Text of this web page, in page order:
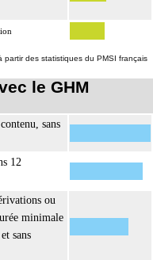
des statistiques du PMSI français
le GHM
sans
12
ou
minimale
sans